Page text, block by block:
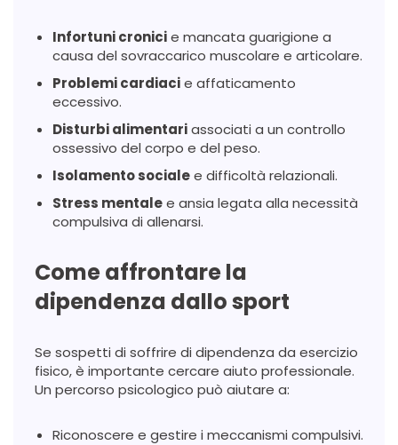
Infortuni cronicie mancata guarigione a
causa del sovraccarico muscolare e articolare.
Problemi cardiacie affaticamento
eccessivo.
Disturbi alimentariassociati a un controllo
ossessivo del corpo e del peso.
Isolamento socialee difficoltà relazionali.
Stress mentalee ansia legata alla necessità
compulsiva di allenarsi.
Come affrontare la
dipendenza dallo sport
Se sospetti di soffrire di dipendenza da esercizio
fisico, è importante cercare aiuto professionale.
Un percorso psicologico può aiutare a:
Riconoscere e gestire i meccanismi compulsivi.